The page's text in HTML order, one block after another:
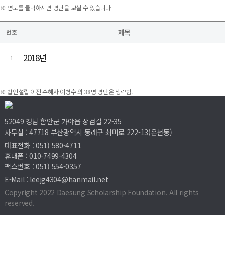
※ 연도를 클릭하시면 명단을 보실 수 있습니다
번호 제목
1 2018년
※ 법인설립 이전 수혜자 이병수 외 38명 명단은 생략함.
52049 경남 함안군 가야읍 상검길 22-35
사무실 : 47718 부산광역시 동래구 쇠미로 222-13(온천동)
대표전화 : 051) 580-4711
휴대폰 : 010-7499-4304
팩스번호 : 051) 554-0357
E-Mail : leejg4304@hanmail.net
Copyright 2022 Daesung Scholarship Foundation. All rights
reserved.